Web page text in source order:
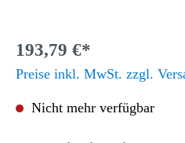
193,79 €*
Preise inkl. MwSt. zzgl.
Nicht mehr verfügbar